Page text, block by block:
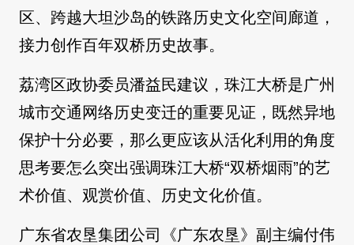
区、跨越大坦沙岛的铁路历史文化空间廊道，
接力创作百年双桥历史故事。
荔湾区政协委员潘益民建议，珠江大桥是广州
城市交通网络历史变迁的重要见证，既然异地
保护十分必要，那么更应该从活化利用的角度
思考要怎么突出强调珠江大桥“双桥烟雨”的艺
术价值、观赏价值、历史文化价值。
广东省农垦集团公司《广东农垦》副主编付伟